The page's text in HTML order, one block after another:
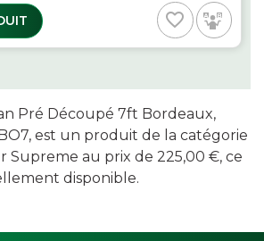
favorite_border
Pré Découpé 7ft Bordeaux,
est un produit de la catégorie
Supreme au prix de 225,00 €, ce
disponible.